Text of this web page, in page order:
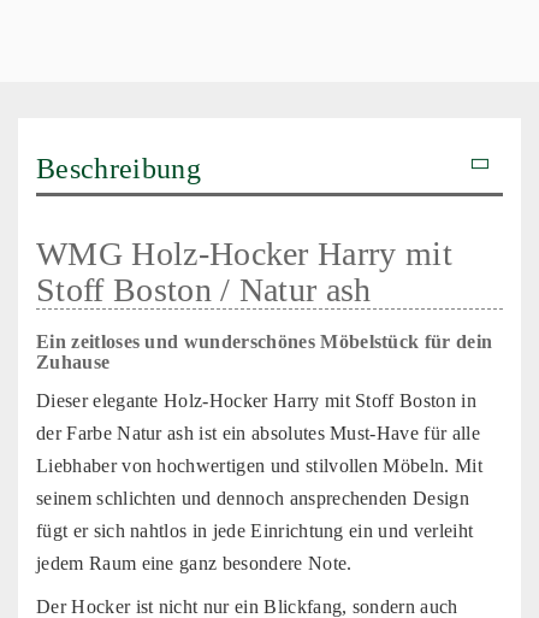
Beschreibung
WMG Holz-Hocker Harry mit
Stoff Boston / Natur ash
Ein zeitloses und wunderschönes Möbelstück für dein
Zuhause
Dieser elegante Holz-Hocker Harry mit Stoff Boston in
der Farbe Natur ash ist ein absolutes Must-Have für alle
Liebhaber von hochwertigen und stilvollen Möbeln. Mit
seinem schlichten und dennoch ansprechenden Design
fügt er sich nahtlos in jede Einrichtung ein und verleiht
jedem Raum eine ganz besondere Note.
Der Hocker ist nicht nur ein Blickfang, sondern auch